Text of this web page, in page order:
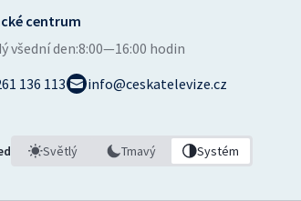
centrum
všední den:8:00—16:00 hodin
136 113
info@ceskatelevize.cz
Světlý Tmavý Systém